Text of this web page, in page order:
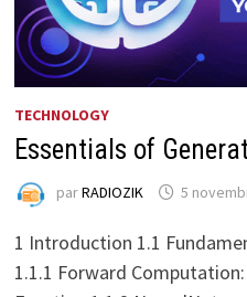
TECHNOLOGY
Essentials of
parRADIOZIK 5
1 Introduction 1.1
1.1.1 Forward